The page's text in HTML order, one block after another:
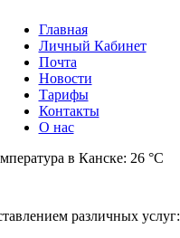
Главная
Личный Кабинет
Почта
Новости
Тарифы
Контакты
О нас
в Канске: 26 °C
различных услуг: